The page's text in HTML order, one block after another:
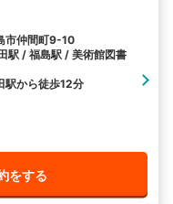
市仲間町9-10
駅 / 福島駅 / 美術館図書
駅から徒歩12分
をする